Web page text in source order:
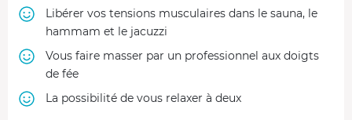
Libérer vos tensions musculaires dans le sauna, le
hammam et le jacuzzi
Vous faire masser par un professionnel aux doigts
de fée
La possibilité de vous relaxer à deux